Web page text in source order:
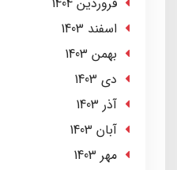
اسفند 1403
بهمن 1403
دی 1403
آذر 1403
آبان 1403
مهر 1403